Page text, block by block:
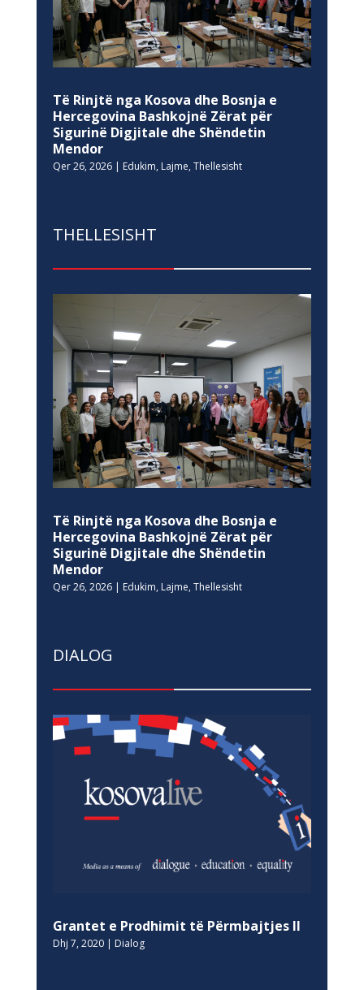
Të Rinjtë nga Kosova dhe Bosnja e
Hercegovina Bashkojnë Zërat për
Sigurinë Digjitale dhe Shëndetin
Mendor
Qer 26, 2026| Edukim, Lajme, Thellesisht
THELLESISHT
Të Rinjtë nga Kosova dhe Bosnja e
Hercegovina Bashkojnë Zërat për
Sigurinë Digjitale dhe Shëndetin
Mendor
Qer 26, 2026| Edukim, Lajme, Thellesisht
DIALOG
Grantet e Prodhimit të Përmbajtjes II
Dhj 7, 2020| Dialog